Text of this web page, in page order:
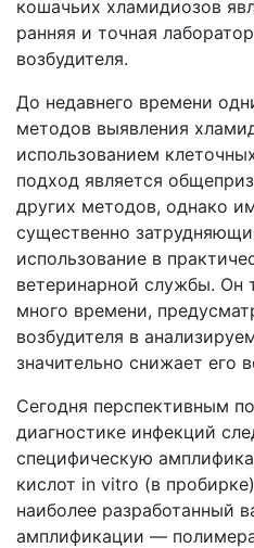
кошачьих хламидиозов
ранняя и точная
возбудителя.
До недавнего времени
методов выявления
использованием
подход является
других методов, однако
существенно
использование в
ветеринарной службы. Он
много времени,
возбудителя в
значительно снижает его
Сегодня перспективным
диагностике инфекций
специфическую
кислот in vitro (в
наиболее разработанный
амплификации —